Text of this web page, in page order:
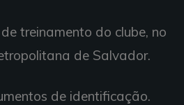
treinamento do clube, no
de Salvador.
de identificação.